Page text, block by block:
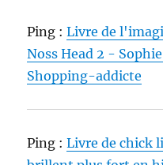
Ping :Livre de
Noss Head 2 -
Shopping-addicte
Ping :Livre de chick